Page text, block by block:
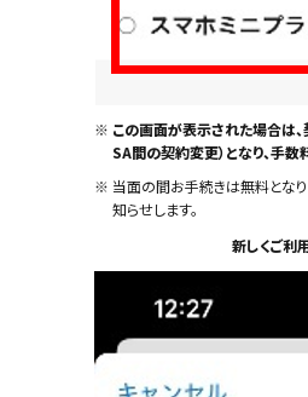
※ この画面が表示された場合は
SA間の契約変更）となり、手
※ 当面の間お手続きは無料とな
知らせします。
新しくご